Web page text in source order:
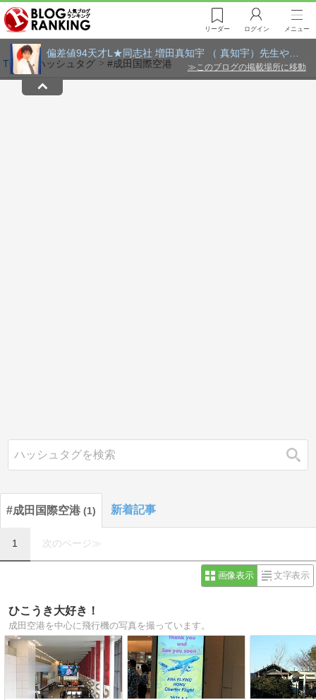
リーダー ログイン メニュー
≫ このブログの掲載場所に移動
TOP ハッシュタグ #成田国際空港
検索
#成田国際空港 1 新着記事
1 次のページ≫
画像表示 文字表示
ひこうき大好き！
成田空港を中心に飛行機の写真を撮っています。